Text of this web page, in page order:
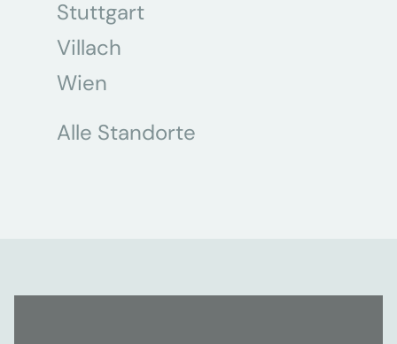
Stuttgart
Villach
Wien
Alle Standorte